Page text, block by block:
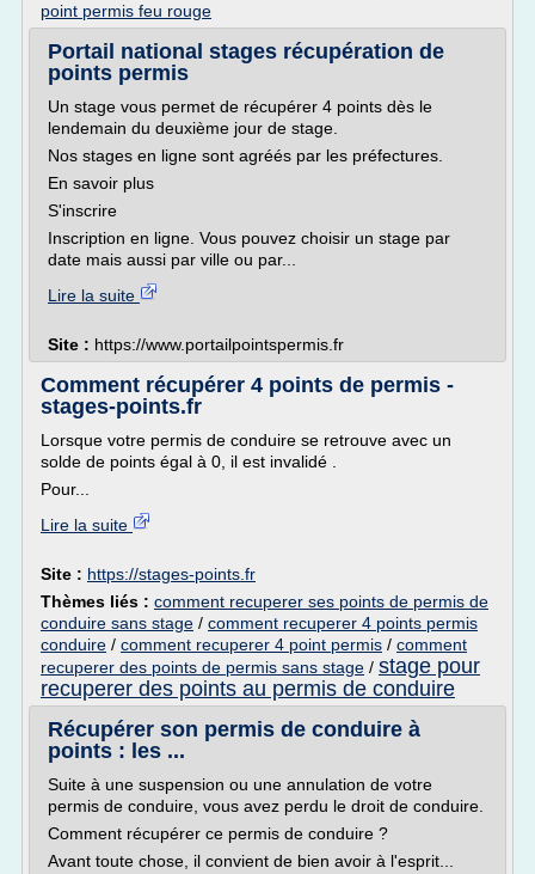
point permis feu rouge
Portail national stages récupération de
points permis
Un stage vous permet de récupérer 4 points dès le
lendemain du deuxième jour de stage.
Nos stages en ligne sont agréés par les préfectures.
En savoir plus
S'inscrire
Inscription en ligne. Vous pouvez choisir un stage par
date mais aussi par ville ou par...
Lire la suite
Site : https://www.portailpointspermis.fr
Comment récupérer 4 points de permis -
stages-points.fr
Lorsque votre permis de conduire se retrouve avec un
solde de points égal à 0, il est invalidé .
Pour...
Lire la suite
Site : https://stages-points.fr
Thèmes liés : comment recuperer ses points de permis de
conduire sans stage / comment recuperer 4 points permis
conduire / comment recuperer 4 point permis / comment
recuperer des points de permis sans stage / stage pour
recuperer des points au permis de conduire
Récupérer son permis de conduire à
points : les ...
Suite à une suspension ou une annulation de votre
permis de conduire, vous avez perdu le droit de conduire.
Comment récupérer ce permis de conduire ?
Avant toute chose, il convient de bien avoir à l'esprit...